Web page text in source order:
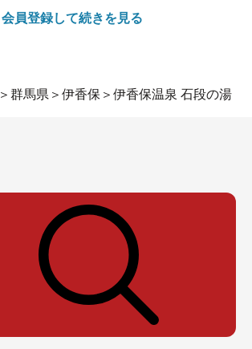
会員登録して続きを見る
＞ 群馬県 ＞ 伊香保 ＞ 伊香保温泉 石段の湯